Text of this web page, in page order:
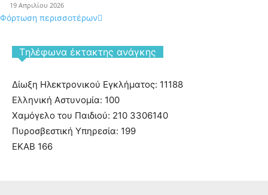
19 Απριλίου 2026
Φόρτωση περισσοτέρων
Tηλέφωνα έκτακτης ανάγκης
Δίωξη Ηλεκτρονικού Εγκλήματος: 11188
Ελληνική Αστυνομία: 100
Χαμόγελο του Παιδιού: 210 3306140
Πυροσβεστική Υπηρεσία: 199
ΕΚΑΒ 166